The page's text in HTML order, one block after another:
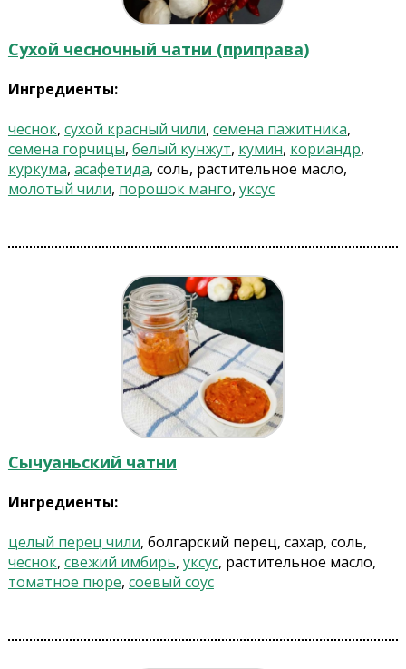
Сухой чесночный чатни (приправа)
Ингредиенты:
чеснок, сухой красный чили, семена пажитника,
семена горчицы, белый кунжут, кумин, кориандр,
куркума, асафетида, соль, растительное масло,
молотый чили, порошок манго, уксус
Сычуаньский чатни
Ингредиенты:
целый перец чили, болгарский перец, сахар, соль,
чеснок, свежий имбирь, уксус, растительное масло,
томатное пюре, соевый соус